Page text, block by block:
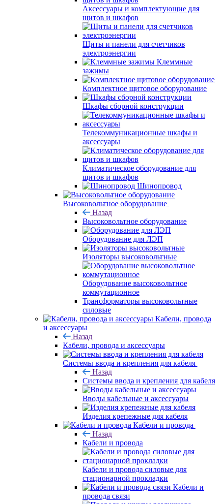
Аксессуары и комплектующие для
щитов и шкафов
Щиты и панели для счетчиков
электроэнергии
Клеммные
зажимы
Комплектное щитовое оборудование
Шкафы сборной конструкции
Телекоммуникационные шкафы и
аксессуары
Климатическое оборудование для
щитов и шкафов
Шинопровод
Высоковольтное оборудование
Назад
Высоковольтное оборудование
Оборудование для ЛЭП
Изоляторы высоковольтные
Оборудование высоковольтное
коммутационное
Трансформаторы высоковольтные
силовые
Кабели, провода
и аксессуары
Назад
Кабели, провода и аксессуары
Системы ввода и крепления для кабеля
Назад
Системы ввода и крепления для кабеля
Вводы кабельные и аксессуары
Изделия крепежные для кабеля
Кабели и провода
Назад
Кабели и провода
Кабели и провода силовые для
стационарной прокладки
Кабели и
провода связи